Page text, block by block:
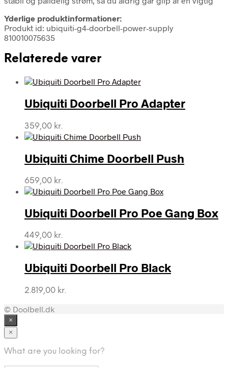
Yderlige produktinformationer:
Produkt id: ubiquiti-g4-doorbell-power-supply
810010075635
Relaterede varer
Ubiquiti Doorbell Pro Adapter
359,00 kr.
Ubiquiti Chime Doorbell Push
659,00 kr.
Ubiquiti Doorbell Pro Poe Gang Box
449,00 kr.
Ubiquiti Doorbell Pro Black
2.819,00 kr.
© Doolbell.dk
×
×
What are you looking for?